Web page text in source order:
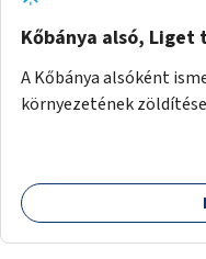
Kőbánya alsó,
A Kőbánya alsóként
környezetének